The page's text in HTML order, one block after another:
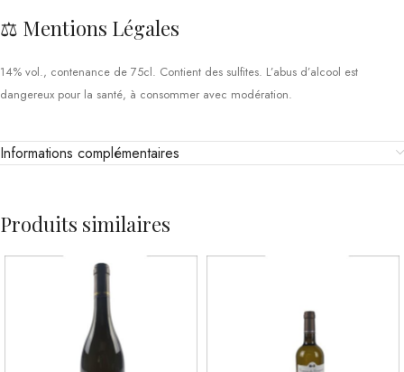
⚖️ Mentions Légales
14% vol., contenance de 75cl. Contient des sulfites. L’abus d’alcool est
dangereux pour la santé, à consommer avec modération.
Informations complémentaires
Produits similaires